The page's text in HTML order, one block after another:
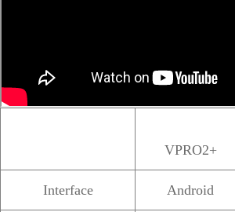
VPRO2+
Interface Android